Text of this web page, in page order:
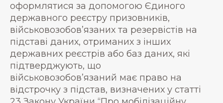
оформлятися за допомогою Єдиного
державного реєстру призовників,
військовозобов’язаних та резервістів на
підставі даних, отриманих з інших
державних реєстрів або баз даних, які
підтверджують, що
військовозобов’язаний має право на
відстрочку з підстав, визначених у статті